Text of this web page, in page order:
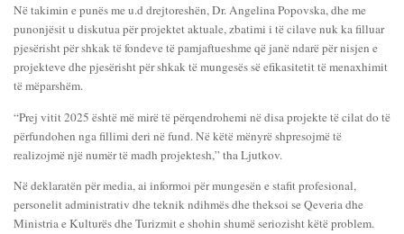
Në takimin e punës me u.d drejtoreshën, Dr. Angelina Popovska, dhe me
punonjësit u diskutua për projektet aktuale, zbatimi i të cilave nuk ka filluar
pjesërisht për shkak të fondeve të pamjaftueshme që janë ndarë për nisjen e
projekteve dhe pjesërisht për shkak të mungesës së efikasitetit të menaxhimit
të mëparshëm.
“Prej vitit 2025 është më mirë të përqendrohemi në disa projekte të cilat do të
përfundohen nga fillimi deri në fund. Në këtë mënyrë shpresojmë të
realizojmë një numër të madh projektesh,” tha Ljutkov.
Në deklaratën për media, ai informoi për mungesën e stafit profesional,
personelit administrativ dhe teknik ndihmës dhe theksoi se Qeveria dhe
Ministria e Kulturës dhe Turizmit e shohin shumë seriozisht këtë problem.